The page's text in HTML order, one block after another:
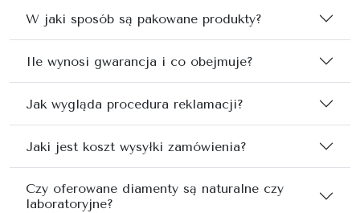
W jaki sposób są pakowane produkty?
Ile wynosi gwarancja i co obejmuje?
Jak wygląda procedura reklamacji?
Jaki jest koszt wysyłki zamówienia?
Czy oferowane diamenty są naturalne czy
laboratoryjne?